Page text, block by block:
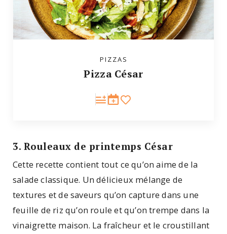
PIZZAS
Pizza César
3. Rouleaux de printemps César
Cette recette contient tout ce qu’on aime de la
salade classique. Un délicieux mélange de
textures et de saveurs qu’on capture dans une
feuille de riz qu’on roule et qu’on trempe dans la
vinaigrette maison. La fraîcheur et le croustillant